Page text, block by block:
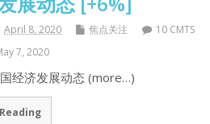
April 8, 2020 焦点关注
10 CMTS
7, 2020
经济发展动态 (more…)